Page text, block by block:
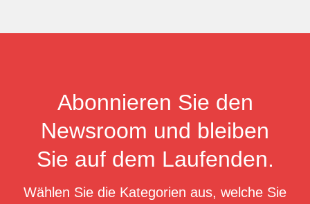
Abonnieren Sie den
Newsroom und bleiben
Sie auf dem Laufenden.
Wählen Sie die Kategorien aus, welche Sie